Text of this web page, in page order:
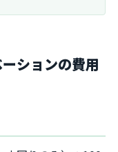
ションの費用